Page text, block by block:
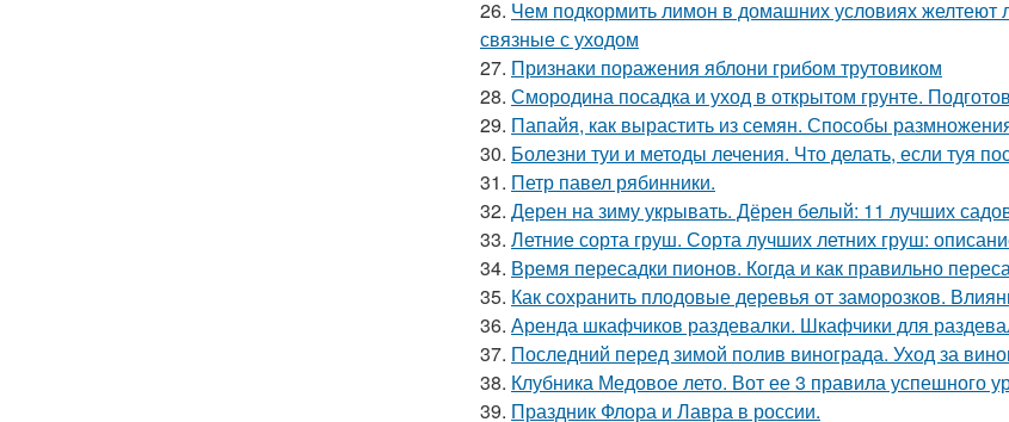
26. Чем подкормить лимон в домашних условиях
связные с уходом
27. Признаки поражения яблони грибом трутовиком
28. Смородина посадка и уход в открытом грунте.
29. Папайя, как вырастить из семян. Способы
30. Болезни туи и методы лечения. Что делать, если туя
31. Петр павел рябинники.
32. Дерен на зиму укрывать. Дёрен белый: 11 лучших
33. Летние сорта груш. Сорта лучших летних груш:
34. Время пересадки пионов. Когда и как правильно
35. Как сохранить плодовые деревья от заморозков.
36. Аренда шкафчиков раздевалки. Шкафчики для
37. Последний перед зимой полив винограда. Уход за
38. Клубника Медовое лето. Вот ее 3 правила успешного
39. Праздник Флора и Лавра в россии.